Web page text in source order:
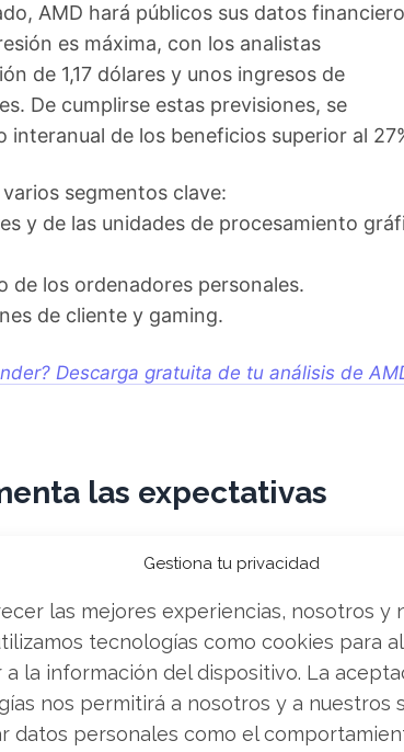
Gestiona tu privacidad
las mejores experiencias, nosotros y
tecnologías como cookies para
a la información del dispositivo. La
nos permitirá a nosotros y a nuestros
datos personales como el
AMD hará públicos sus datos
es máxima, con los analistas
de 1,17 dólares y unos ingresos de
De cumplirse estas previsiones, se
de los beneficios superior al
segmentos clave:
y de las unidades de procesamiento
los ordenadores personales.
de cliente y gaming.
Descarga gratuita de tu análisis de
las expectativas
tras la decisión de un
objetivo para AMD de 210 a 300 dólares.
revalorización de casi un 16%. La
más el ánimo en torno a este
hoy una ligera caída, el desempeño
una ganancia que supera el 88%.